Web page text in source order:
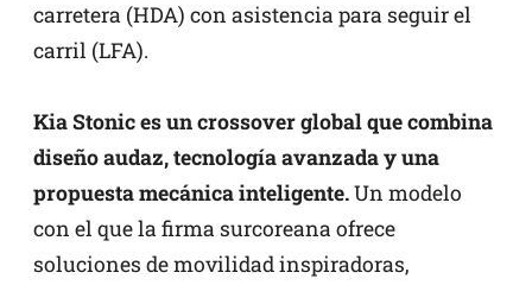
carretera (HDA) con asistencia para seguir el
carril (LFA).
Kia Stonic es un crossover global que combina
diseño audaz, tecnología avanzada y una
propuesta mecánica inteligente.Un modelo
con el que la firma surcoreana ofrece
soluciones de movilidad inspiradoras,